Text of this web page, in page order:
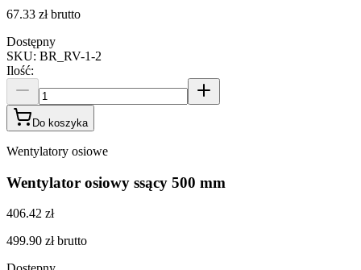
67.33 zł brutto
Dostępny
SKU: BR_RV-1-2
Ilość:
Do koszyka
Wentylatory osiowe
Wentylator osiowy ssący 500 mm
406.42 zł
499.90 zł brutto